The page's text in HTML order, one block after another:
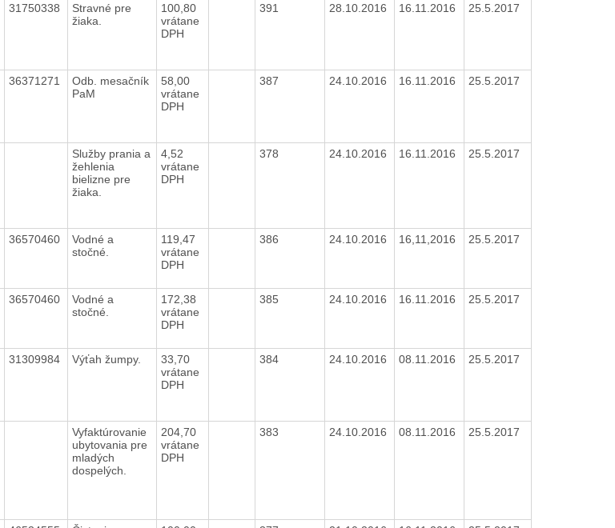
31750338
Stravné pre
žiaka.
100,80
vrátane
DPH
391 28.10.2016 16.11.2016 25.5.2017
36371271
Odb. mesačník
PaM
58,00
vrátane
DPH
387 24.10.2016 16.11.2016 25.5.2017
Služby prania a
žehlenia
bielizne pre
žiaka.
4,52
vrátane
DPH
378 24.10.2016 16.11.2016 25.5.2017
36570460
Vodné a
stočné.
119,47
vrátane
DPH
386 24.10.2016 16,11,2016 25.5.2017
36570460
Vodné a
stočné.
172,38
vrátane
DPH
385 24.10.2016 16.11.2016 25.5.2017
31309984 Výťah žumpy.
33,70
vrátane
DPH
384 24.10.2016 08.11.2016 25.5.2017
Vyfaktúrovanie
ubytovania pre
mladých
dospelých.
204,70
vrátane
DPH
383 24.10.2016 08.11.2016 25.5.2017